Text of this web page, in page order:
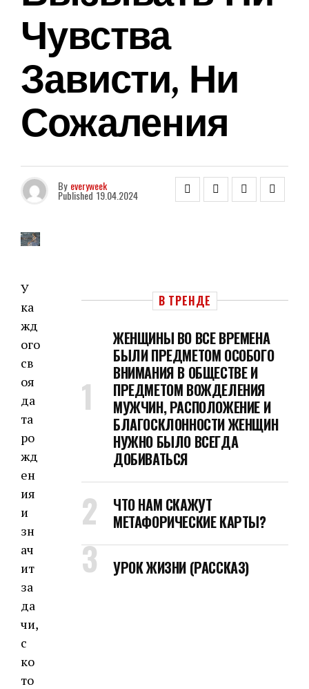
Чувства
Зависти, Ни
Сожаления
By everyweek
Published 19.04.2024
У
ка
жд
ого
св
оя
да
та
ро
жд
ен
ия
и
зн
ач
ит
за
да
чи,
с
ко
то
В ТРЕНДЕ
ЖЕНЩИНЫ ВО ВСЕ ВРЕМЕНА
БЫЛИ ПРЕДМЕТОМ ОСОБОГО
ВНИМАНИЯ В ОБЩЕСТВЕ И
ПРЕДМЕТОМ ВОЖДЕЛЕНИЯ
МУЖЧИН, РАСПОЛОЖЕНИЕ И
БЛАГОСКЛОННОСТИ ЖЕНЩИН
НУЖНО БЫЛО ВСЕГДА
ДОБИВАТЬСЯ
ЧТО НАМ СКАЖУТ
МЕТАФОРИЧЕСКИЕ КАРТЫ?
УРОК ЖИЗНИ (РАССКАЗ)